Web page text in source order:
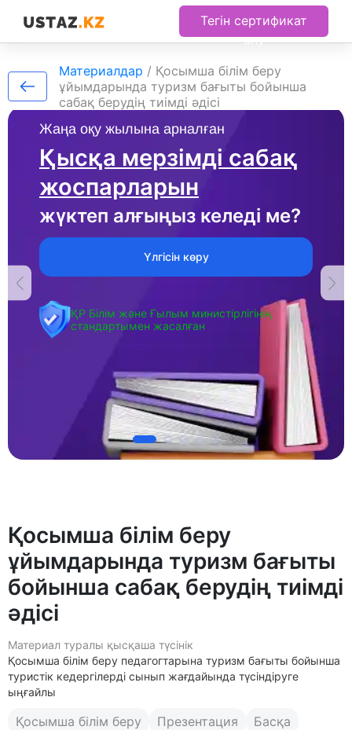
Тегін сертификат
алу
Жаңа оқу жылына арналған
Қысқа мерзімді сабақ
жоспарларын
жүктеп алғыңыз келеді ме?
Үлгісін көру
ҚР Білім және Ғылым министірлігінің
стандартымен жасалған
Материалдар / Қосымша білім беру
ұйымдарында туризм бағыты бойынша
сабақ берудің тиімді әдісі
Қосымша білім беру
ұйымдарында туризм бағыты
бойынша сабақ берудің тиімді
әдісі
Материал туралы қысқаша түсінік
Қосымша білім беру педагогтарына туризм бағыты бойынша
туристік кедергілерді сынып жағдайында түсіндіруге
ыңғайлы
Қосымша білім беру Презентация Басқа